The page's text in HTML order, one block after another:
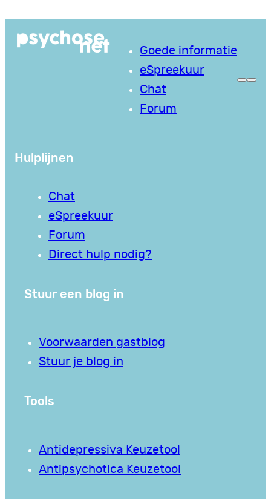
naar
Goede informatie
eSpreekuur
Chat
Forum
Hulplijnen
Chat
eSpreekuur
Forum
Direct hulp nodig?
Stuur een blog in
Voorwaarden gastblog
Stuur je blog in
Tools
Antidepressiva Keuzetool
Antipsychotica Keuzetool